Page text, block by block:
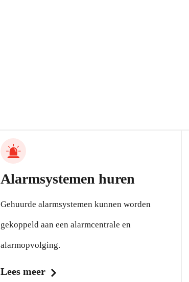
Alarmsystemen huren
Gehuurde alarmsystemen kunnen worden
gekoppeld aan een alarmcentrale en
alarmopvolging.
Lees meer